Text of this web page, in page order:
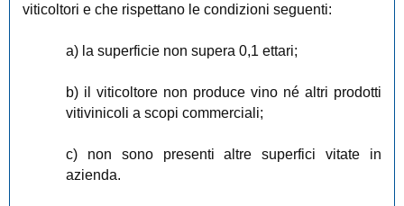
viticoltori e che rispettano le condizioni seguenti:
a) la superficie non supera 0,1 ettari;
b) il viticoltore non produce vino né altri prodotti
vitivinicoli a scopi commerciali;
c) non sono presenti altre superfici vitate in
azienda.